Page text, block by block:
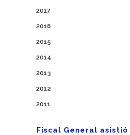
2017
2016
2015
2014
2013
2012
2011
Fiscal General